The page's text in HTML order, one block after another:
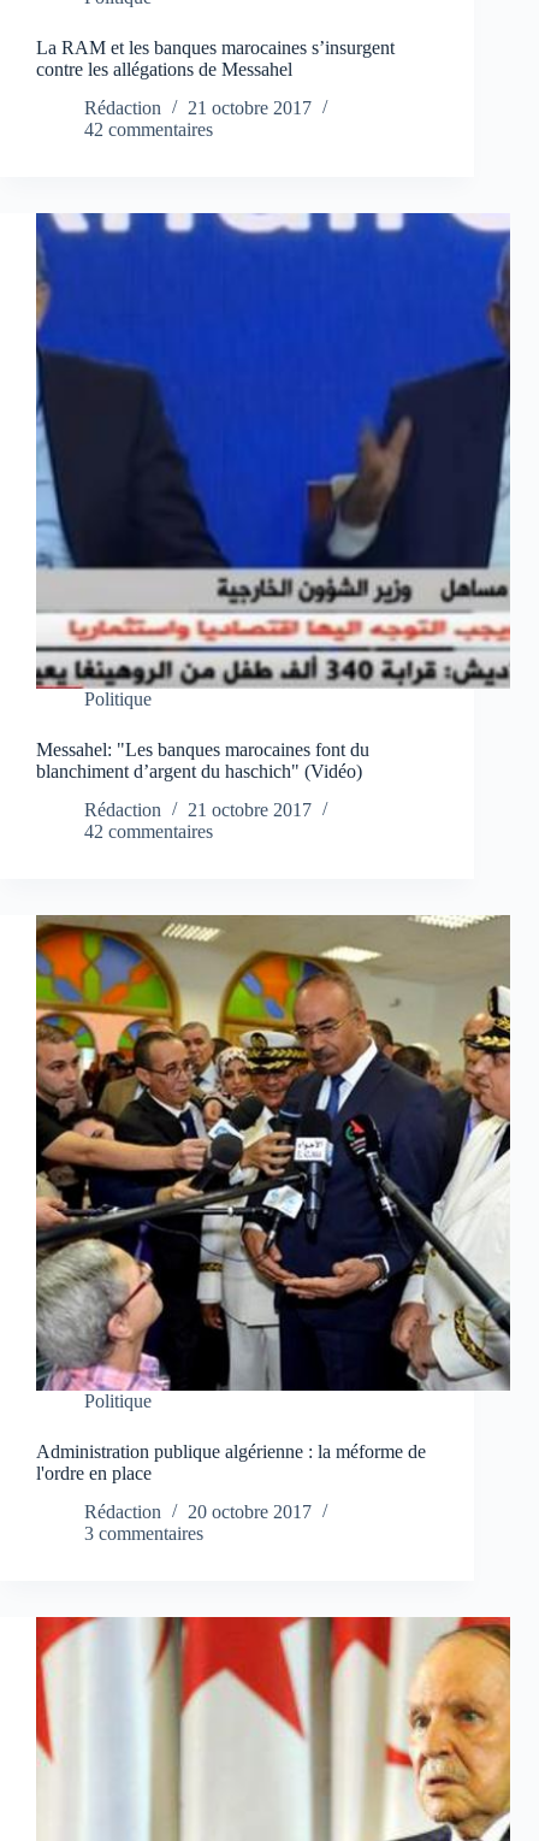
La RAM et les banques marocaines s’insurgent
contre les allégations de Messahel
Rédaction
21 octobre 2017
42 commentaires
Politique
Messahel: "Les banques marocaines font du
blanchiment d’argent du haschich" (Vidéo)
Rédaction
21 octobre 2017
42 commentaires
Politique
Administration publique algérienne : la méforme de
l'ordre en place
Rédaction
20 octobre 2017
3 commentaires